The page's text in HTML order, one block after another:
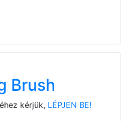
Brush
kérjük, LÉPJEN BE!